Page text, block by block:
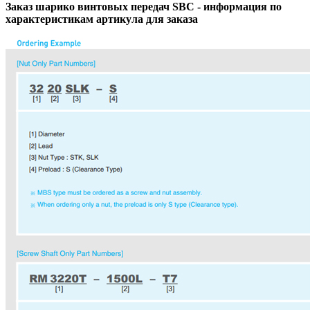
Заказ шарико винтовых передач SBС - информация по
характеристикам артикула для заказа